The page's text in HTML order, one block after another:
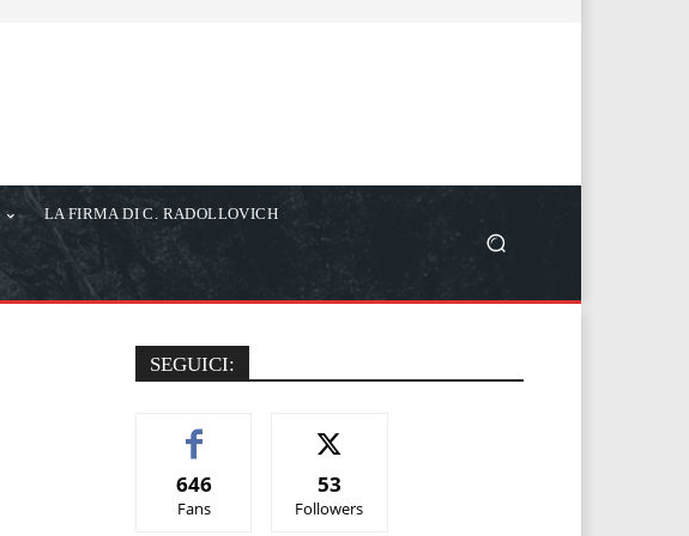
LA FIRMA DI C. RADOLLOVICH
SEGUICI:
646
Fans
53
Followers